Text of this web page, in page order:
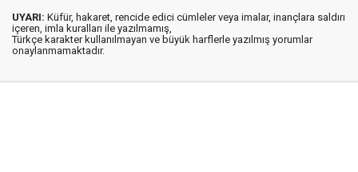
UYARI: Küfür, hakaret, rencide edici cümleler veya imalar, inançlara saldırı
içeren, imla kuralları ile yazılmamış,
Türkçe karakter kullanılmayan ve büyük harflerle yazılmış yorumlar
onaylanmamaktadır.